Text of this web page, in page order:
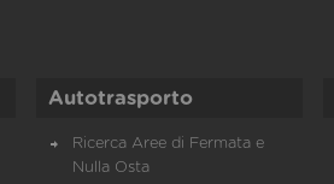
Autotrasporto
Ricerca Aree di Fermata e
Nulla Osta